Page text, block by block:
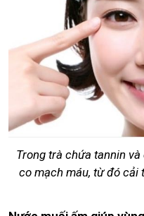
Trong trà chứa tannin
co mạch máu, từ đó cải